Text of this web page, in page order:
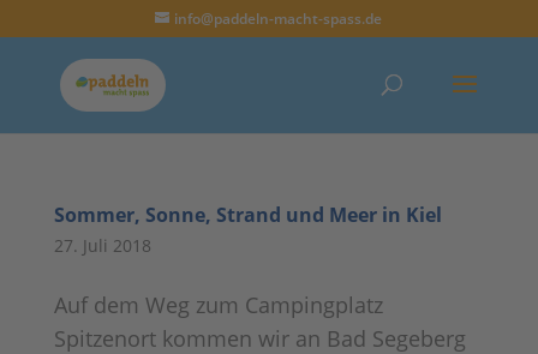
info@paddeln-macht-spass.de
Sommer, Sonne, Strand und Meer in Kiel
27. Juli 2018
Auf dem Weg zum Campingplatz
Spitzenort kommen wir an Bad Segeberg